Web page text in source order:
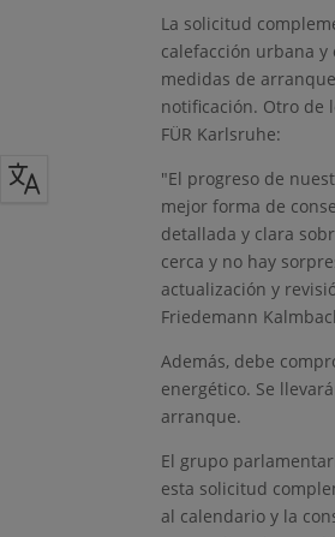
La solicitud
calefacción urbana
medidas de
notificación. Otro de
FÜR Karlsruhe:
"El progreso de
mejor forma de
detallada y clara
cerca y no hay
actualización y
Friedemann
Además, debe
energético. Se
arranque.
El grupo
esta solicitud
al calendario y la